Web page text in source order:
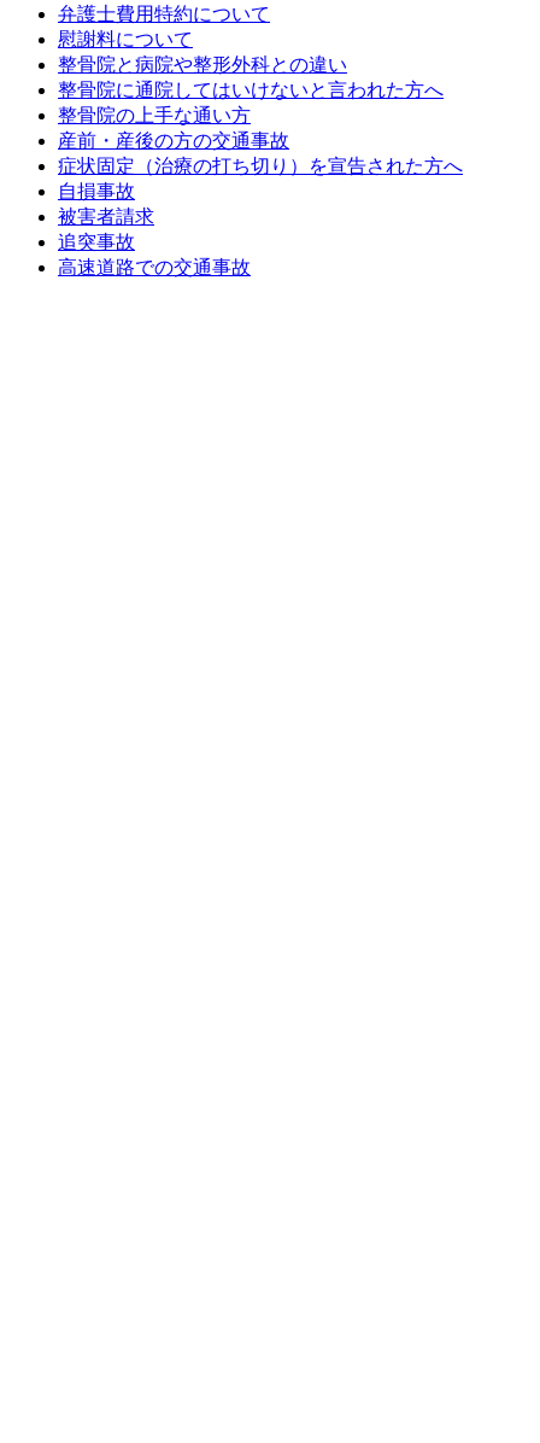
弁護士費用特約について
慰謝料について
整骨院と病院や整形外科との違い
整骨院に通院してはいけないと言われた方へ
整骨院の上手な通い方
産前・産後の方の交通事故
症状固定（治療の打ち切り）を宣告された方へ
自損事故
被害者請求
追突事故
高速道路での交通事故